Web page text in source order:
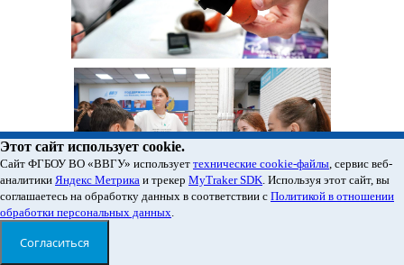
Этот сайт использует cookie.
Cайт ФГБОУ ВО «ВВГУ» использует технические cookie-файлы, сервис веб-
аналитики Яндекс Метрика и трекер MyTraker SDK. Используя этот сайт, вы
соглашаетесь на обработку данных в соответствии с Политикой в отношении
обработки персональных данных.
Согласиться